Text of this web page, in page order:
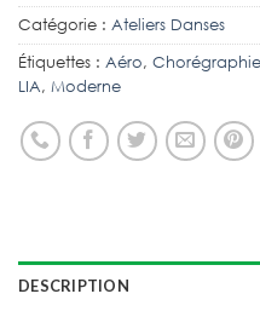
Catégorie : Ateliers Danses
Étiquettes : Aéro, Chorégraphie
LIA, Moderne
DESCRIPTION